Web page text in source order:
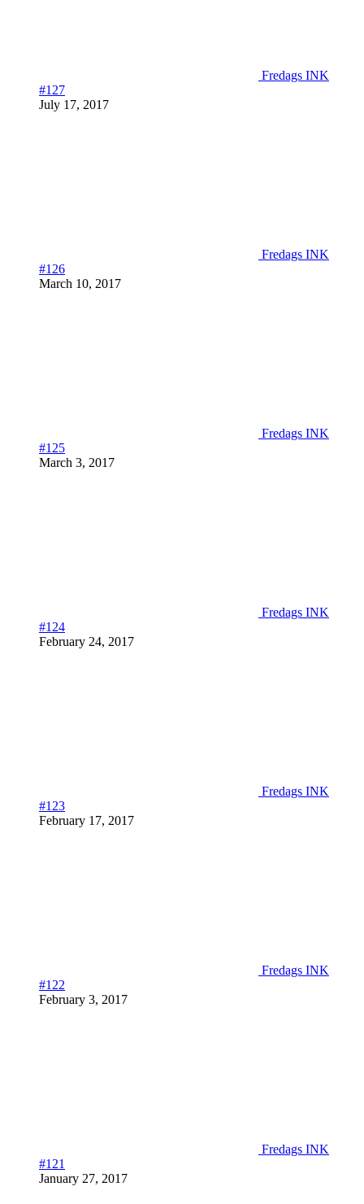
Fredags INK
#127
July 17, 2017
Fredags INK
#126
March 10, 2017
Fredags INK
#125
March 3, 2017
Fredags INK
#124
February 24, 2017
Fredags INK
#123
February 17, 2017
Fredags INK
#122
February 3, 2017
Fredags INK
#121
January 27, 2017